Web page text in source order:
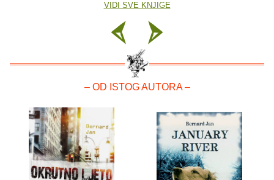
VIDI SVE KNJIGE
– OD ISTOG AUTORA –